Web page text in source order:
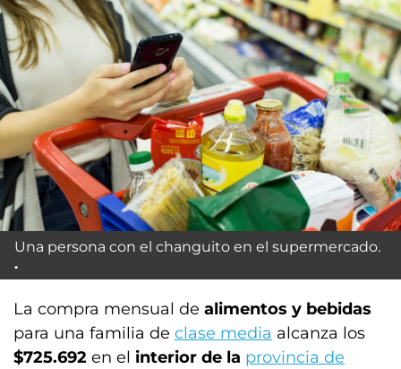
Una persona con el changuito en el supermercado.
La compra mensual de alimentos y bebidas
para una familia de clase media alcanza los
$725.692 en el interior de la provincia de